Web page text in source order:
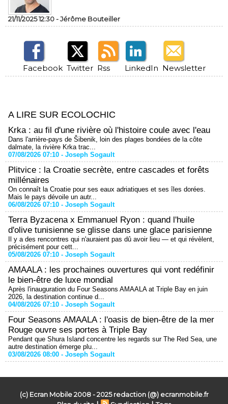
21/11/2025 12:30 -Jérôme Bouteiller
Facebook Twitter Rss LinkedIn Newsletter
A LIRE SUR ECOLOCHIC
Krka : au fil d'une rivière où l'histoire coule avec l'eau
Dans l'arrière-pays de Šibenik, loin des plages bondées de la côte
dalmate, la rivière Krka trac...
07/08/2026 07:10 - Joseph Sogault
Plitvice : la Croatie secrète, entre cascades et forêts
millénaires
On connaît la Croatie pour ses eaux adriatiques et ses îles dorées.
Mais le pays dévoile un autr...
06/08/2026 07:10 - Joseph Sogault
Terra Byzacena x Emmanuel Ryon : quand l'huile
d'olive tunisienne se glisse dans une glace parisienne
Il y a des rencontres qui n'auraient pas dû avoir lieu — et qui révèlent,
précisément pour cett...
05/08/2026 07:10 - Joseph Sogault
AMAALA : les prochaines ouvertures qui vont redéfinir
le bien-être de luxe mondial
Après l'inauguration du Four Seasons AMAALA at Triple Bay en juin
2026, la destination continue d...
04/08/2026 07:10 - Joseph Sogault
Four Seasons AMAALA : l'oasis de bien-être de la mer
Rouge ouvre ses portes à Triple Bay
Pendant que Shura Island concentre les regards sur The Red Sea, une
autre destination émerge plu...
03/08/2026 08:00 - Joseph Sogault
(c) Ecran Mobile 2008 - 2025 redaction (@) ecranmobile.fr